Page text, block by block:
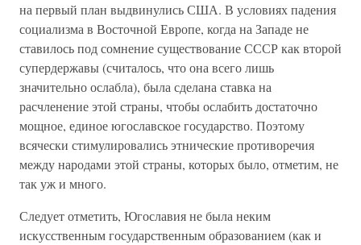
на первый план выдвинулись США. В условиях падения
социализма в Восточной Европе, когда на Западе не
ставилось под сомнение существование СССР как второй
супердержавы (считалось, что она всего лишь
значительно ослабла), была сделана ставка на
расчленение этой страны, чтобы ослабить достаточно
мощное, единое югославское государство. Поэтому
всячески стимулировались этнические противоречия
между народами этой страны, которых было, отметим, не
так уж и много.
Следует отметить, Югославия не была неким
искусственным государственным образованием (как и